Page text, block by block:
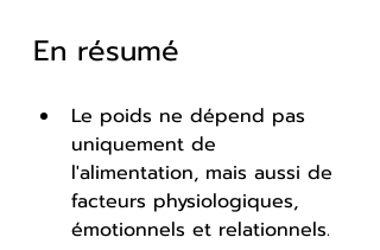
En résumé
Le poids ne dépend pas
uniquement de
l'alimentation, mais aussi de
facteurs physiologiques,
émotionnels et relationnels.